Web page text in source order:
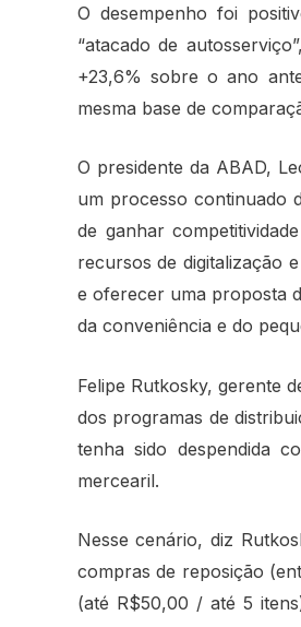
O desempenho foi
“atacado de
+23,6% sobre o ano
mesma base de
O presidente da ABAD,
um processo continuado
de ganhar
recursos de digitalização
e oferecer uma proposta
da conveniência e do
Felipe Rutkosky, gerente
dos programas de
tenha sido despendida
mercearil.
Nesse cenário, diz
compras de reposição
(até R$50,00 / até 5